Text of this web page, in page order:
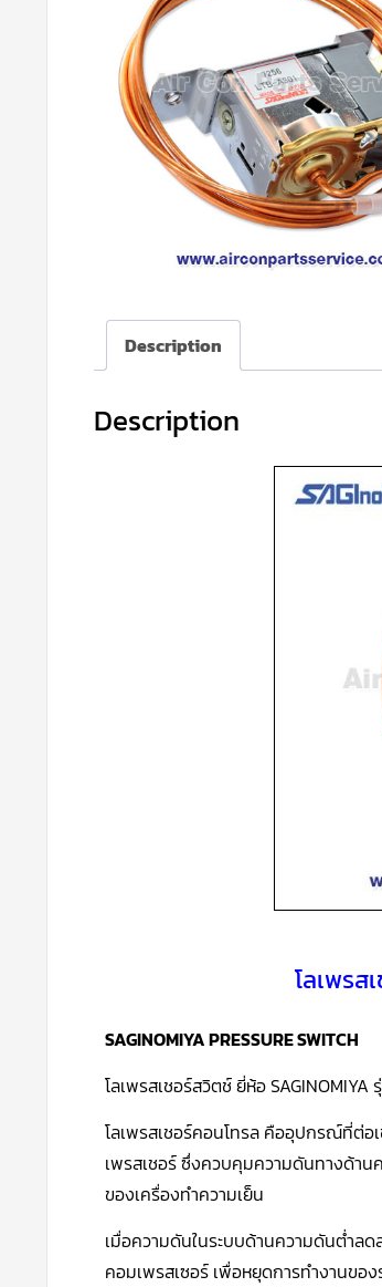
Description
Description
โลเพรส
SAGINOMIYA PRESSURE SWITCH
โลเพรสเชอร์สวิตช์ ยี่ห้อ SAGINOMIYA
โลเพรสเชอร์คอนโทรล คืออุปกรณ์ที่ต่
เพรสเชอร์ ซึ่งควบคุมความดันทางด้าน
ของเครื่องทำความเย็น
เมื่อความดันในระบบด้านความดันต่ำล
คอมเพรสเซอร์ เพื่อหยุดการทำงานขอ